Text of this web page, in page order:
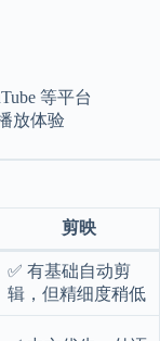
等平台
放体验
剪映
✅ 有基础自动剪
辑，但精细度稍低